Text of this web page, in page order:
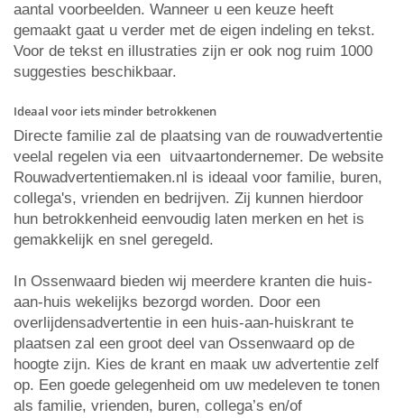
aantal voorbeelden. Wanneer u een keuze heeft
gemaakt gaat u verder met de eigen indeling en tekst.
Voor de tekst en illustraties zijn er ook nog ruim 1000
suggesties beschikbaar.
Ideaal voor iets minder betrokkenen
Directe familie zal de plaatsing van de rouwadvertentie
veelal regelen via een uitvaartondernemer. De website
Rouwadvertentiemaken.nl is ideaal voor familie, buren,
collega's, vrienden en bedrijven. Zij kunnen hierdoor
hun betrokkenheid eenvoudig laten merken en het is
gemakkelijk en snel geregeld.
In Ossenwaard bieden wij meerdere kranten die huis-
aan-huis wekelijks bezorgd worden. Door een
overlijdensadvertentie in een huis-aan-huiskrant te
plaatsen zal een groot deel van Ossenwaard op de
hoogte zijn. Kies de krant en maak uw advertentie zelf
op. Een goede gelegenheid om uw medeleven te tonen
als familie, vrienden, buren, collega’s en/of